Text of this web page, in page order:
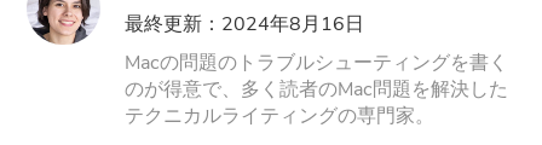
Screen Recorder
PDFコンプレッサー
最終更新：2024年8月16日
Macの問題のトラブルシューティングを書く
のが得意で、多く読者のMac問題を解決した
テクニカルライティングの専門家。